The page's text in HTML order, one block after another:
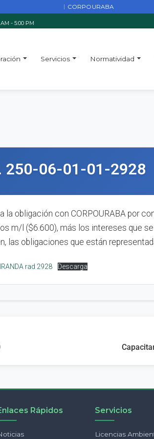
| CORPOURABA
- 5:00 PM
Servicios Normatividad
250-06-01-01-2928
la obligación con CORPOURABA por
m/l ($6.600), más los intereses que
las obligaciones que están
rad 2928 Descarga
Rápidos Servicios
Licencias